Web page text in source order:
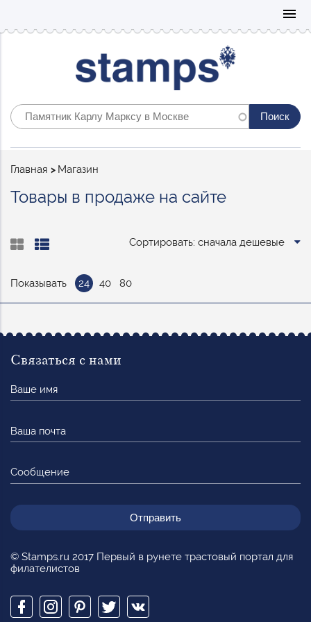
menu
Строка
Главная Магазин
Товары в продаже на сайте
Сортировать: сначала дешевые
Показывать 24 40 80
© Stamps.ru 2017 Первый в рунете трастовый портал для
филателистов
Связаться с нами
имя
почта
Сообщение